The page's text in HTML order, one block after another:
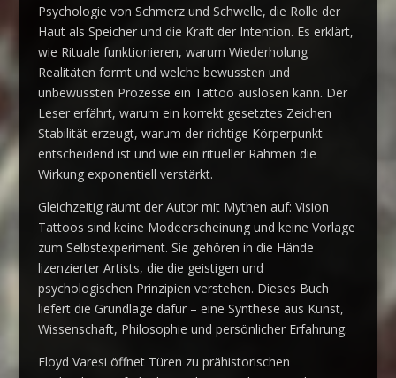
Psychologie von Schmerz und Schwelle, die Rolle der
Haut als Speicher und die Kraft der Intention. Es erklärt,
wie Rituale funktionieren, warum Wiederholung
Realitäten formt und welche bewussten und
unbewussten Prozesse ein Tattoo auslösen kann. Der
Leser erfährt, warum ein korrekt gesetztes Zeichen
Stabilität erzeugt, warum der richtige Körperpunkt
entscheidend ist und wie ein ritueller Rahmen die
Wirkung exponentiell verstärkt.
Gleichzeitig räumt der Autor mit Mythen auf: Vision
Tattoos sind keine Modeerscheinung und keine Vorlage
zum Selbstexperiment. Sie gehören in die Hände
lizenzierter Artists, die die geistigen und
psychologischen Prinzipien verstehen. Dieses Buch
liefert die Grundlage dafür – eine Synthese aus Kunst,
Wissenschaft, Philosophie und persönlicher Erfahrung.
Floyd Varesi öffnet Türen zu prähistorischen